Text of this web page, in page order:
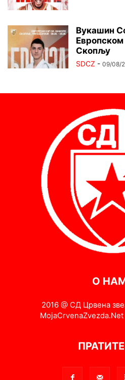
Вукашин
Европском
Скопљу
SDCZ - 09/08/
О
2016 @ СД Црвена